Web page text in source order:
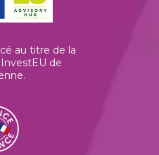
au titre de la
de
.